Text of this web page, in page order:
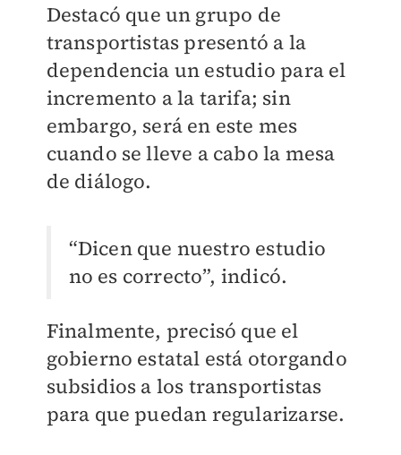
Destacó que un grupo de
transportistas presentó a la
dependencia un estudio para el
incremento a la tarifa; sin
embargo, será en este mes
cuando se lleve a cabo la mesa
de diálogo.
“Dicen que nuestro estudio
no es correcto”, indicó.
Finalmente, precisó que el
gobierno estatal está otorgando
subsidios a los transportistas
para que puedan regularizarse.